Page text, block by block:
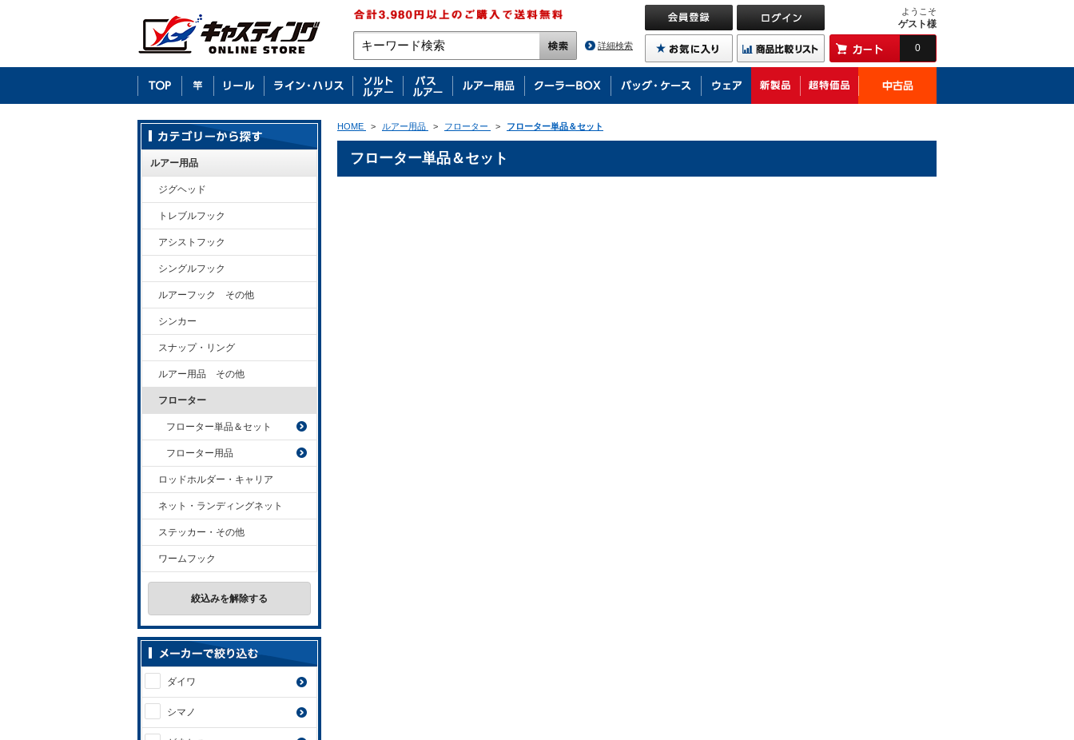
詳細検索
ようこそ
ゲスト様
0
HOME > ルアー用品 > フローター > フローター単品＆セット
フローター単品＆セット
ルアー用品
ジグヘッド
トレブルフック
アシストフック
シングルフック
ルアーフック その他
シンカー
スナップ・リング
ルアー用品 その他
フローター
フローター単品＆セット
フローター用品
ロッドホルダー・キャリア
ネット・ランディングネット
ステッカー・その他
ワームフック
絞込みを解除する
ダイワ
シマノ